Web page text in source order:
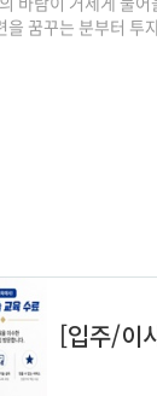
을 꿈꾸는 분부터 투
다뤄보겠습니다.
장 주목해야 할 **